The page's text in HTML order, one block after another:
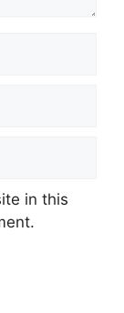
in this